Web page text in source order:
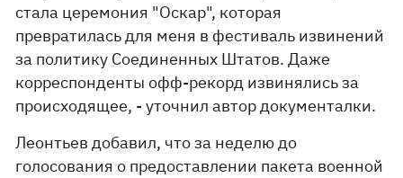
стала церемония "Оскар", которая
превратилась для меня в фестиваль извинений
за политику Соединенных Штатов. Даже
корреспонденты офф-рекорд извинялись за
происходящее, - уточнил автор документалки.
Леонтьев добавил, что за неделю до
голосования о предоставлении пакета военной